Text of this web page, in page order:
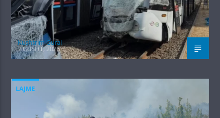
Kushtrim Guraj
7 GUSHT, 2026
LAJME